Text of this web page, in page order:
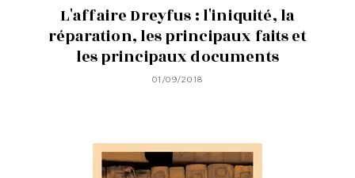
L'affaire Dreyfus : l'iniquité, la
réparation, les principaux faits et
les principaux documents
01/09/2018